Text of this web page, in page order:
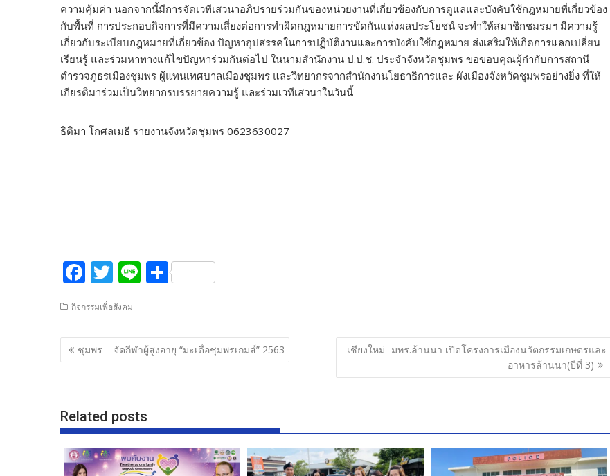
ความคุ้มค่า นอกจากนี้มีการจัดเวทีเสวนาอภิปรายร่วมกันของหน่วยงานที่เกี่ยวข้องกับการดูแลและบังคับใช้กฎหมายที่เกี่ยวข้อง
กับพื้นที่ การประกอบกิจการที่มีความเสี่ยงต่อการทำผิดกฎหมายการขัดกันแห่งผลประโยชน์ จะทำให้สมาชิกชมรมฯ มีความรู้
เกี่ยวกับระเบียบกฎหมายที่เกี่ยวข้อง ปัญหาอุปสรรคในการปฏิบัติงานและการบังคับใช้กฎหมาย ส่งเสริมให้เกิดการแลกเปลี่ยน
เรียนรู้ และร่วมหาทางแก้ไขปัญหาร่วมกันต่อไป ในนามสำนักงาน ป.ป.ช. ประจำจังหวัดชุมพร ขอขอบคุณผู้กำกับการสถานี
ตำรวจภูธรเมืองชุมพร ผู้แทนเทศบาลเมืองชุมพร และวิทยากรจากสำนักงานโยธาธิการและ ผังเมืองจังหวัดชุมพรอย่างยิ่ง ที่ให้
เกียรติมาร่วมเป็นวิทยากรบรรยายความรู้ และร่วมเวทีเสวนาในวันนี้
ธิติมา โกศลเมธี รายงานจังหวัดชุมพร 0623630027
F
ac
e
b
o
k
T
itt
er
Li
e
S
ar
e
กิจกรรมเพื่อสังคม
แนะแนว
เรื่อง
ชุมพร – จัดกีฬาผู้สูงอายุ “มะเดื่อชุมพรเกมส์” 2563
เชียงใหม่ -มทร.ล้านนา เปิดโครงการเมืองนวัตกรรมเกษตรและ
อาหารล้านนา(ปีที่ 3)
Related posts